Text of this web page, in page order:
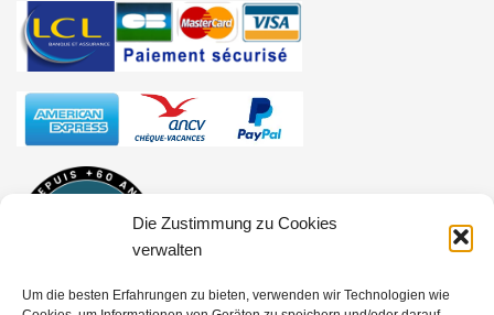
Die Zustimmung zu Cookies
verwalten
Um die besten Erfahrungen zu bieten, verwenden wir Technologien wie